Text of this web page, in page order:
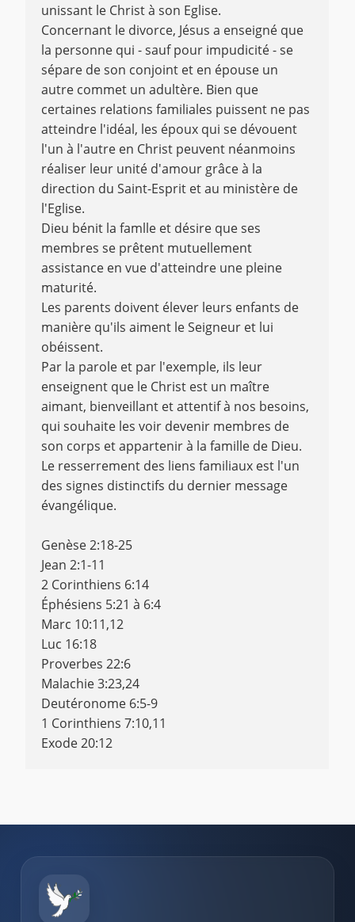
unissant le Christ à son Eglise.
Concernant le divorce, Jésus a enseigné que
la personne qui - sauf pour impudicité - se
sépare de son conjoint et en épouse un
autre commet un adultère. Bien que
certaines relations familiales puissent ne pas
atteindre l'idéal, les époux qui se dévouent
l'un à l'autre en Christ peuvent néanmoins
réaliser leur unité d'amour grâce à la
direction du Saint-Esprit et au ministère de
l'Eglise.
Dieu bénit la famlle et désire que ses
membres se prêtent mutuellement
assistance en vue d'atteindre une pleine
maturité.
Les parents doivent élever leurs enfants de
manière qu'ils aiment le Seigneur et lui
obéissent.
Par la parole et par l'exemple, ils leur
enseignent que le Christ est un maître
aimant, bienveillant et attentif à nos besoins,
qui souhaite les voir devenir membres de
son corps et appartenir à la famille de Dieu.
Le resserrement des liens familiaux est l'un
des signes distinctifs du dernier message
évangélique.
Genèse 2:18-25
Jean 2:1-11
2 Corinthiens 6:14
Éphésiens 5:21 à 6:4
Marc 10:11,12
Luc 16:18
Proverbes 22:6
Malachie 3:23,24
Deutéronome 6:5-9
1 Corinthiens 7:10,11
Exode 20:12